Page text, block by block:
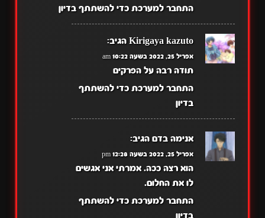
התחבר למערכת כדי להשתתף בדיון
Kirigaya kazuto הגיב:
אפריל 25, 2022 בשעה 10:22 am
תודה רבה על הפרקים
התחבר למערכת כדי להשתתף
בדיון
אנימה בדם הגיב:
אפריל 25, 2022 בשעה 12:28 pm
הוא רצה ככה. אמרתי אני אגשים
לו את החלום.
התחבר למערכת כדי להשתתף
בדיון